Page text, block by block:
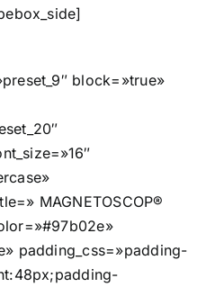
block=»true»
MAGNETOSCOP®
padding_css=»padding-